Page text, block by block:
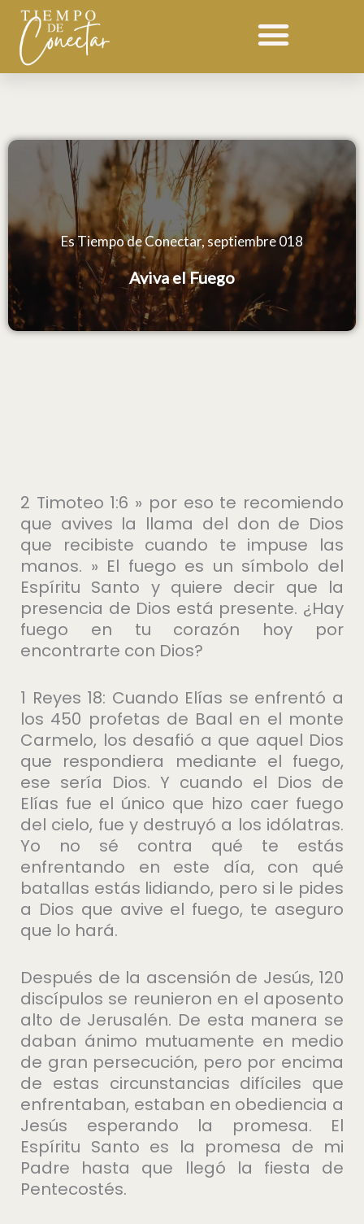
contenido
Devocional 018 septiembre
Es Tiempo de Conectar, septiembre 018
Aviva el Fuego
2 Timoteo 1:6 » por eso te recomiendo
que avives la llama del don de Dios
que recibiste cuando te impuse las
manos. » El fuego es un símbolo del
Espíritu Santo y quiere decir que la
presencia de Dios está presente. ¿Hay
fuego en tu corazón hoy por
encontrarte con Dios?
1 Reyes 18: Cuando Elías se enfrentó a
los 450 profetas de Baal en el monte
Carmelo, los desafió a que aquel Dios
que respondiera mediante el fuego,
ese sería Dios. Y cuando el Dios de
Elías fue el único que hizo caer fuego
del cielo, fue y destruyó a los idólatras.
Yo no sé contra qué te estás
enfrentando en este día, con qué
batallas estás lidiando, pero si le pides
a Dios que avive el fuego, te aseguro
que lo hará.
Después de la ascensión de Jesús, 120
discípulos se reunieron en el aposento
alto de Jerusalén. De esta manera se
daban ánimo mutuamente en medio
de gran persecución, pero por encima
de estas circunstancias difíciles que
enfrentaban, estaban en obediencia a
Jesús esperando la promesa. El
Espíritu Santo es la promesa de mi
Padre hasta que llegó la fiesta de
Pentecostés.